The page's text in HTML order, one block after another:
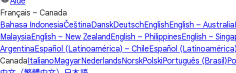
Français – Canada
Bahasa IndonesiaČeštinaDanskDeutschEnglishEnglish – Australia
MalaysiaEnglish – New ZealandEnglish – PhilippinesEnglish –
ArgentinaEspañol (Latinoamérica) – ChileEspañol
CanadaItalianoMagyarNederlandsNorskPolskiPortuguês (Brasil)